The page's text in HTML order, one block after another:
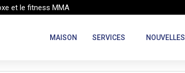
et le fitness MMA
MAISON SERVICES NOUVELLES